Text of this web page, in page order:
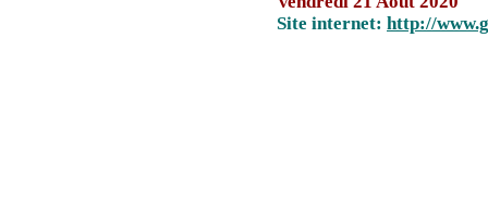
Site internet: http://